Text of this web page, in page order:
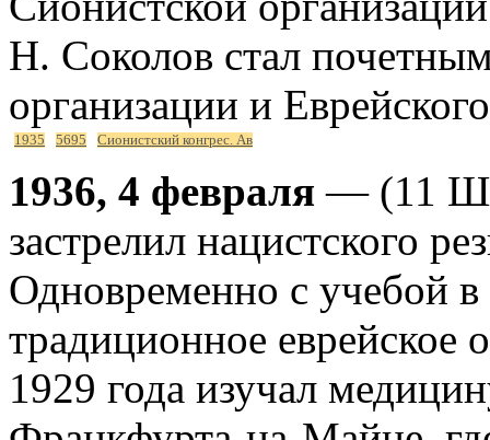
Н. Соколов стал
организации и
1935 5695 Сионистский конгрес. Ав
1936, 4 февраля — (11
застрелил нацистского
Одновременно с учебой
традиционное еврейское
1929 года изучал